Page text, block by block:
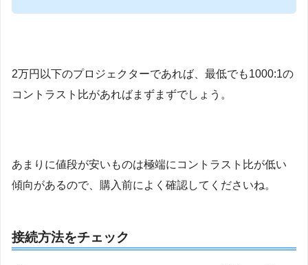
2万円以下のプロジェクターであれば、最低でも1000:1の
コントラスト比があればまずまずでしょう。
あまりに値段が安いものは極端にコントラスト比が低い
傾向があるので、購入前によく確認してくださいね。
接続方法をチェック